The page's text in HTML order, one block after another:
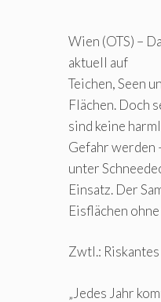
Wien (OTS) –
aktuell auf
Teichen, Seen
Flächen. Doch
sind keine
Gefahr werden
unter
Einsatz. Der
Eisflächen
Zwtl.:
„Jedes Jahr